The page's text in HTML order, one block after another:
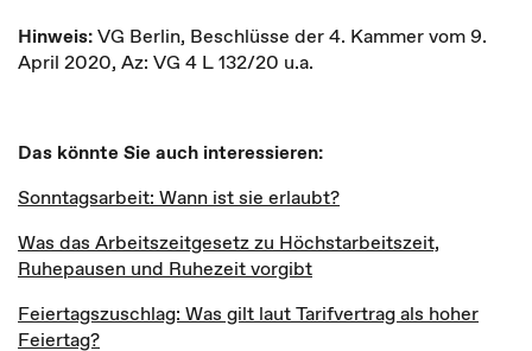
Hinweis:VG Berlin, Beschlüsse der 4. Kammer vom 9.
April 2020, Az: VG 4 L 132/20 u.a.
Das könnte Sie auch interessieren:
Sonntagsarbeit: Wann ist sie erlaubt?
Was das Arbeitszeitgesetz zu Höchstarbeitszeit,
Ruhepausen und Ruhezeit vorgibt
Feiertagszuschlag: Was gilt laut Tarifvertrag als hoher
Feiertag?